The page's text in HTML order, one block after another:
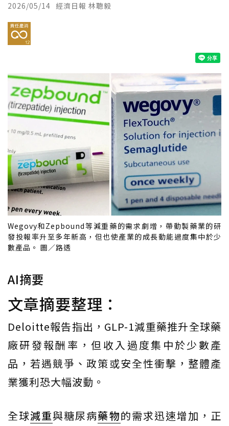
2026/05/14 經濟日報 林聰毅
Wegovy和Zepbound等減重藥的需求劇增，帶動製藥業的研
發投報率升至多年新高，但也使產業的成長動能過度集中於少
數產品。 圖／路透
AI摘要
文章摘要整理：
Deloitte報告指出，GLP-1減重藥推升全球藥
廠研發報酬率，但收入過度集中於少數產
品，若遇競爭、政策或安全性衝擊，整體產
業獲利恐大幅波動。
全球減重與糖尿病藥物的需求迅速增加，正